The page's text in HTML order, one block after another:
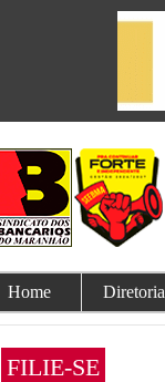
Home Diretoria
FILIE-SE